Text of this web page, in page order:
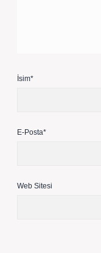
İsim*
E-Posta*
Web Sitesi